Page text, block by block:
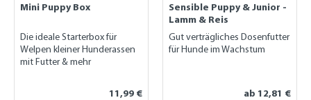
Mini Puppy Box
Die ideale Starterbox für
Welpen kleiner Hunderassen
mit Futter & mehr
11,99 €
Sensible Puppy & Junior -
Lamm & Reis
Gut verträgliches Dosenfutter
für Hunde im Wachstum
ab 12,81 €